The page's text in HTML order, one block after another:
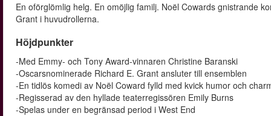
En oförglömlig helg. En omöjlig familj. Noël Cowards gnistrande
Grant i huvudrollerna.
Höjdpunkter
-Med Emmy- och Tony Award-vinnaren Christine Baranski
-Oscarsnominerade Richard E. Grant ansluter till ensemblen
-En tidlös komedi av Noël Coward fylld med kvick humor och
-Regisserad av den hyllade teaterregissören Emily Burns
-Spelas under en begränsad period i West End